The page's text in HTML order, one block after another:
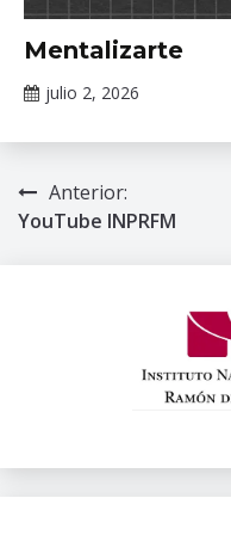
Información
de interés
Mentalizarte
julio 2, 2026
Gallardo
Navegación
Anterior:
YouTube INPRFM